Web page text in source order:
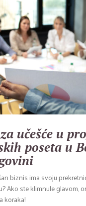
učešće u
poseta u
biznis ima svoju
Ako ste klimnule glavom,
koraka!